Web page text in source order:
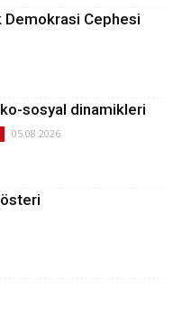
Cephesi
sosyal dinamikleri
05.08.2026